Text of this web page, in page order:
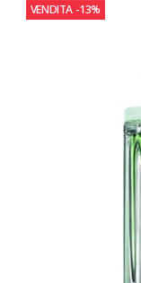
VENDITA -13%